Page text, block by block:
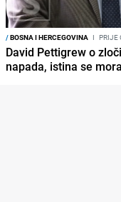
/BOSNA I HERCEGOVINA I PRIJE
David Pettigrew o
napada, istina se